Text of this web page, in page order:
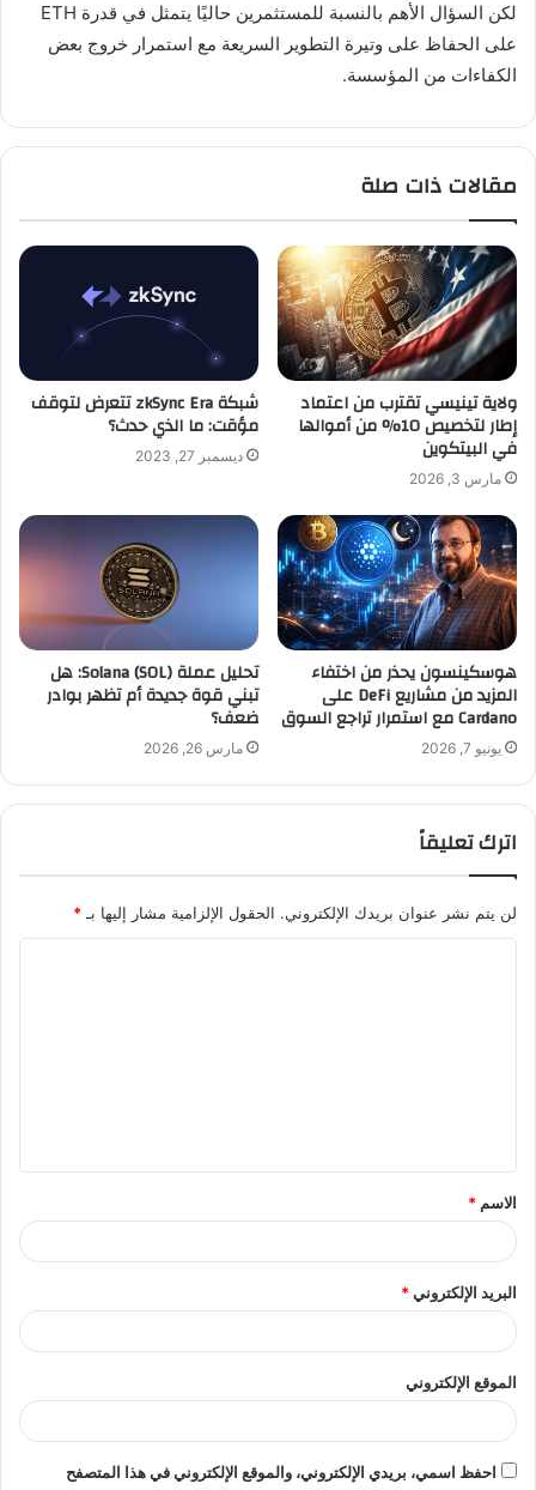
لكن السؤال الأهم بالنسبة للمستثمرين حاليًا يتمثل في قدرة ETH
على الحفاظ على وتيرة التطوير السريعة مع استمرار خروج بعض
الكفاءات من المؤسسة.
مقالات ذات صلة
ولاية تينيسي تقترب من اعتماد
إطار لتخصيص 10% من أموالها
في البيتكوين
مارس 3, 2026
شبكة zkSync Era تتعرض لتوقف
مؤقت: ما الذي حدث؟
ديسمبر 27, 2023
هوسكينسون يحذر من اختفاء
المزيد من مشاريع DeFi على
Cardano مع استمرار تراجع السوق
يونيو 7, 2026
تحليل عملة Solana (SOL): هل
تبني قوة جديدة أم تظهر بوادر
ضعف؟
مارس 26, 2026
اترك تعليقاً
لن يتم نشر عنوان بريدك الإلكتروني. الحقول الإلزامية مشار إليها بـ *
ق
*
الاسم *
البريد الإلكتروني*
الموقع الإلكتروني
احفظ اسمي، بريدي الإلكتروني، والموقع الإلكتروني في هذا المتصفح